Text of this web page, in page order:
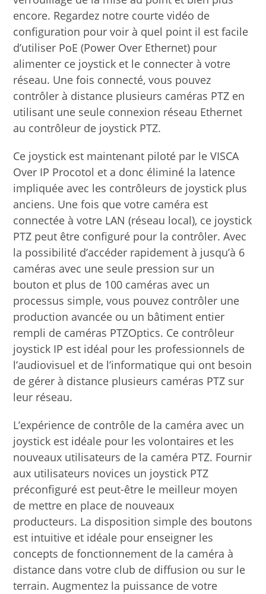
encore. Regardez notre courte vidéo de
configuration pour voir à quel point il est facile
d’utiliser PoE (Power Over Ethernet) pour
alimenter ce joystick et le connecter à votre
réseau. Une fois connecté, vous pouvez
contrôler à distance plusieurs caméras PTZ en
utilisant une seule connexion réseau Ethernet
au contrôleur de joystick PTZ.
Ce joystick est maintenant piloté par le VISCA
Over IP Procotol et a donc éliminé la latence
impliquée avec les contrôleurs de joystick plus
anciens. Une fois que votre caméra est
connectée à votre LAN (réseau local), ce joystick
PTZ peut être configuré pour la contrôler. Avec
la possibilité d’accéder rapidement à jusqu’à 6
caméras avec une seule pression sur un
bouton et plus de 100 caméras avec un
processus simple, vous pouvez contrôler une
production avancée ou un bâtiment entier
rempli de caméras PTZOptics. Ce contrôleur
joystick IP est idéal pour les professionnels de
l’audiovisuel et de l’informatique qui ont besoin
de gérer à distance plusieurs caméras PTZ sur
leur réseau.
L’expérience de contrôle de la caméra avec un
joystick est idéale pour les volontaires et les
nouveaux utilisateurs de la caméra PTZ. Fournir
aux utilisateurs novices un joystick PTZ
préconfiguré est peut-être le meilleur moyen
de mettre en place de nouveaux
producteurs. La disposition simple des boutons
est intuitive et idéale pour enseigner les
concepts de fonctionnement de la caméra à
distance dans votre club de diffusion ou sur le
terrain. Augmentez la puissance de votre